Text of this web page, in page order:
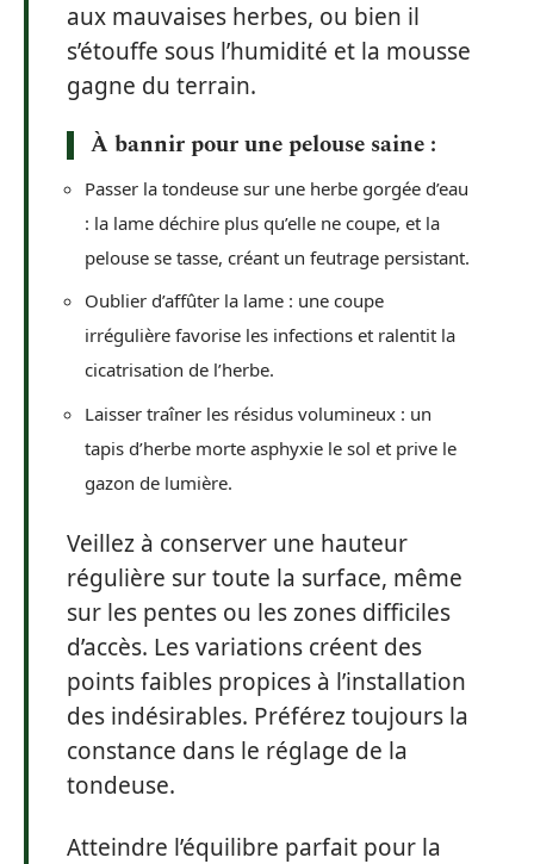
aux mauvaises herbes, ou bien il
s’étouffe sous l’humidité et la mousse
gagne du terrain.
À bannir pour unepelouse saine :
Passer la tondeuse sur une herbe gorgée d’eau
: la lame déchire plus qu’elle ne coupe, et la
pelouse se tasse, créant un feutrage persistant.
Oublier d’affûter la lame : une coupe
irrégulière favorise les infections et ralentit la
cicatrisation de l’herbe.
Laisser traîner les résidus volumineux : un
tapis d’herbe morte asphyxie le sol et prive le
gazon de lumière.
Veillez à conserver une hauteur
régulière sur toute la surface, même
sur les pentes ou les zones difficiles
d’accès. Les variations créent des
points faibles propices à l’installation
des indésirables. Préférez toujours la
constance dans le réglage de la
tondeuse.
Atteindre l’équilibre parfait pour la